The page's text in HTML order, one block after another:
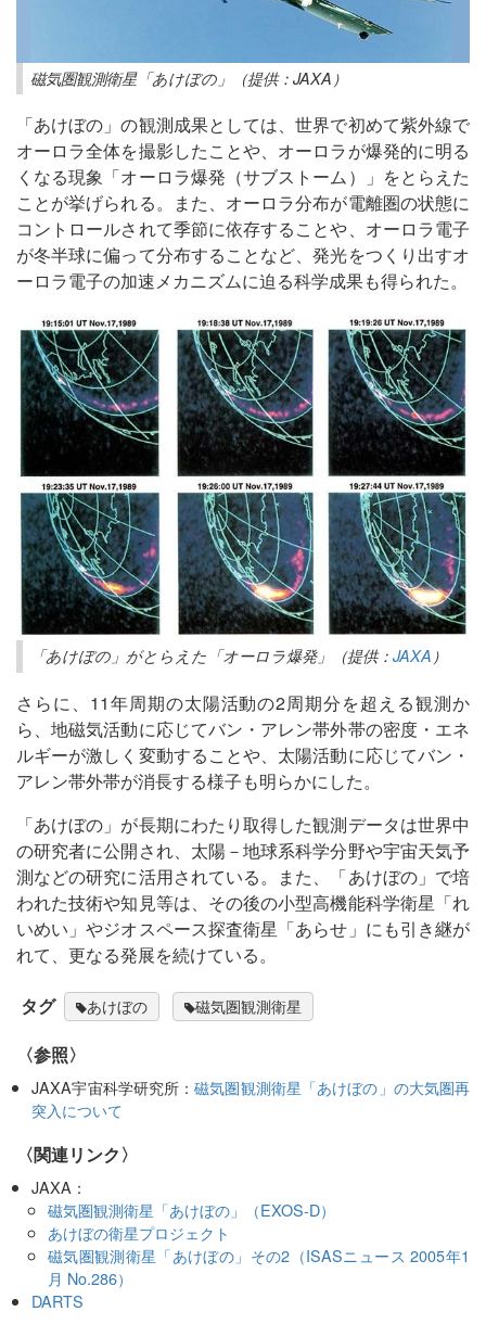
磁気圏観測衛星「あけぼの」（提供：JAXA）
「あけぼの」の観測成果としては、世界で初めて紫外線で
オーロラ全体を撮影したことや、オーロラが爆発的に明る
くなる現象「オーロラ爆発（サブストーム）」をとらえた
ことが挙げられる。また、オーロラ分布が電離圏の状態に
コントロールされて季節に依存することや、オーロラ電子
が冬半球に偏って分布することなど、発光をつくり出すオ
ーロラ電子の加速メカニズムに迫る科学成果も得られた。
「あけぼの」がとらえた「オーロラ爆発」（提供：JAXA ）
さらに、11年周期の太陽活動の2周期分を超える観測か
ら、地磁気活動に応じてバン・アレン帯外帯の密度・エネ
ルギーが激しく変動することや、太陽活動に応じてバン・
アレン帯外帯が消長する様子も明らかにした。
「あけぼの」が長期にわたり取得した観測データは世界中
の研究者に公開され、太陽－地球系科学分野や宇宙天気予
測などの研究に活用されている。また、「あけぼの」で培
われた技術や知見等は、その後の小型高機能科学衛星「れ
いめい」やジオスペース探査衛星「あらせ」にも引き継が
れて、更なる発展を続けている。
タグ あけぼの 磁気圏観測衛星
〈参照〉
JAXA宇宙科学研究所：磁気圏観測衛星「あけぼの」の大気圏再
突入について
〈関連リンク〉
JAXA：
磁気圏観測衛星「あけぼの」（EXOS-D）
あけぼの衛星プロジェクト
磁気圏観測衛星「あけぼの」その2（ISASニュース 2005年1
月 No.286）
DARTS